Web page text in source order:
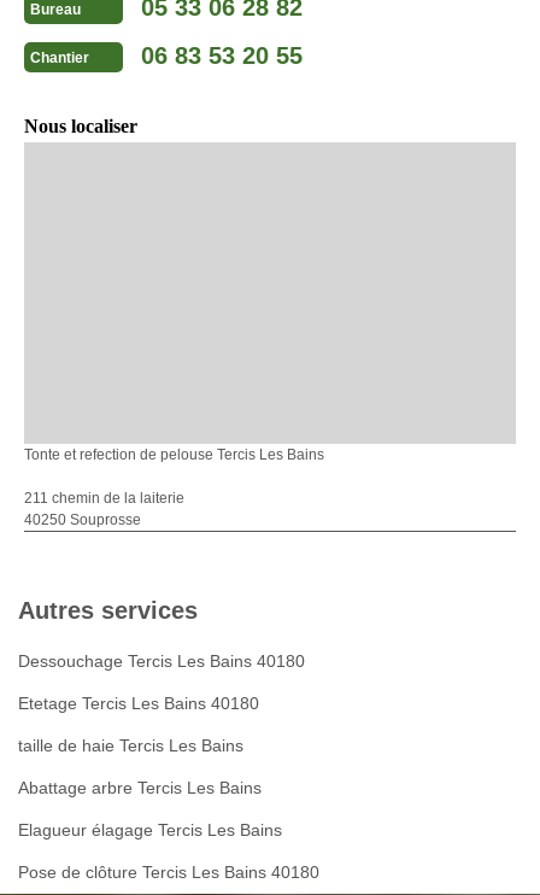
Bureau 05 33 06 28 82
Chantier 06 83 53 20 55
Nous localiser
Tonte et refection de pelouse Tercis Les Bains
211 chemin de la laiterie
40250 Souprosse
Autres services
Dessouchage Tercis Les Bains 40180
Etetage Tercis Les Bains 40180
taille de haie Tercis Les Bains
Abattage arbre Tercis Les Bains
Elagueur élagage Tercis Les Bains
Pose de clôture Tercis Les Bains 40180